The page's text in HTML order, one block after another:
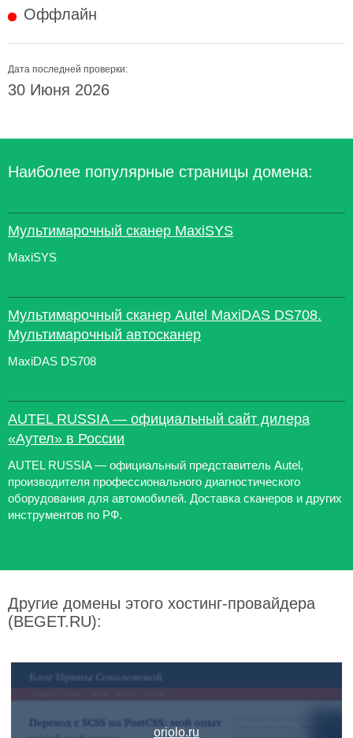
Оффлайн
Дата последней проверки:
30 Июня 2026
Наиболее популярные страницы домена:
Мультимарочный сканер MaxiSYS
MaxiSYS
Мультимарочный сканер Autel MaxiDAS DS708.
Мультимарочный автосканер
MaxiDAS DS708
AUTEL RUSSIA — официальный сайт дилера
«Аутел» в России
AUTEL RUSSIA — официальный представитель Autel,
производителя профессионального диагностического
оборудования для автомобилей. Доставка сканеров и других
инструментов по РФ.
Другие домены этого хостинг-провайдера
(BEGET.RU):
oriolo.ru